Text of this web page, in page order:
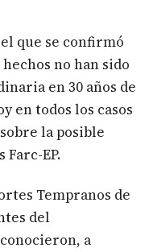
que se confirmó
no han sido
en 30 años de
en todos los casos
la posible
EP.
Tempranos de
del
a